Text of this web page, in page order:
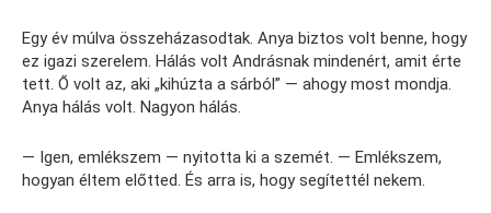
Egy év múlva összeházasodtak. Anya biztos volt benne, hogy
ez igazi szerelem. Hálás volt Andrásnak mindenért, amit érte
tett. Ő volt az, aki „kihúzta a sárból” — ahogy most mondja.
Anya hálás volt. Nagyon hálás.
— Igen, emlékszem — nyitotta ki a szemét. — Emlékszem,
hogyan éltem előtted. És arra is, hogy segítettél nekem.